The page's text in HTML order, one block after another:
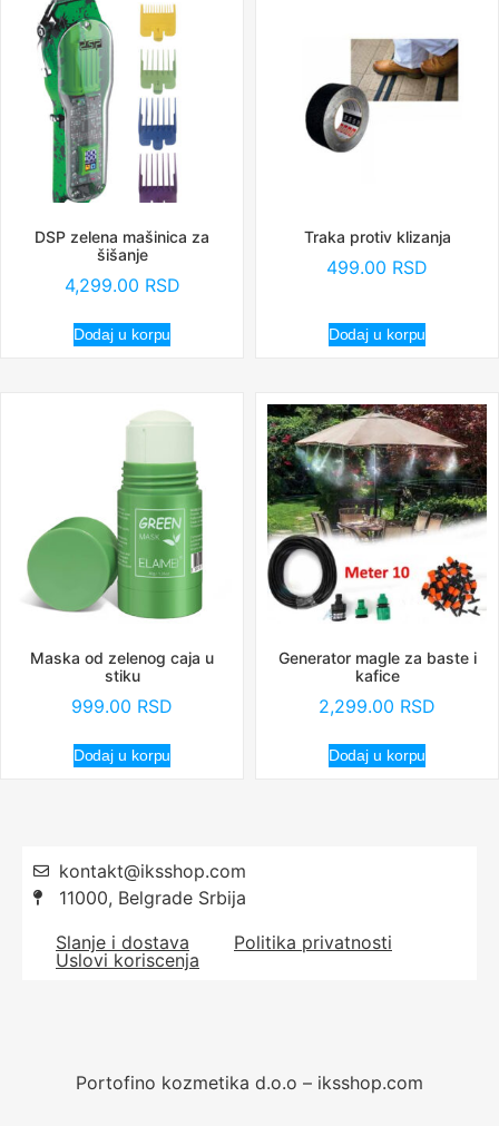
DSP zelena mašinica za
šišanje
4,299.00 RSD
Dodaj u korpu
Traka protiv klizanja
499.00 RSD
Dodaj u korpu
Maska od zelenog caja u
stiku
999.00 RSD
Dodaj u korpu
Generator magle za baste i
kafice
2,299.00 RSD
Dodaj u korpu
kontakt@iksshop.com
11000, Belgrade Srbija
Slanje i dostava
Politika privatnosti
Uslovi koriscenja
Portofino kozmetika d.o.o – iksshop.com